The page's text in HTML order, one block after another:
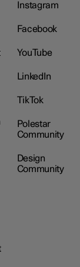
Instagram
Facebook
YouTube
LinkedIn
TikTok
Polestar
Community
Design
Community